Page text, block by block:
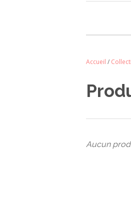
Accueil /
Aucun